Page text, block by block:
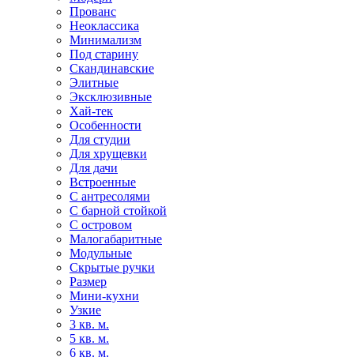
Прованс
Неоклассика
Минимализм
Под старину
Скандинавские
Элитные
Эксклюзивные
Хай-тек
Особенности
Для студии
Для хрущевки
Для дачи
Встроенные
С антресолями
С барной стойкой
С островом
Малогабаритные
Модульные
Скрытые ручки
Размер
Мини-кухни
Узкие
3 кв. м.
5 кв. м.
6 кв. м.